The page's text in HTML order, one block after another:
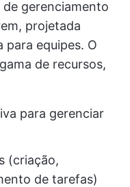
gerenciamento
projetada
para equipes. O
de recursos,
para gerenciar
(criação,
de tarefas)